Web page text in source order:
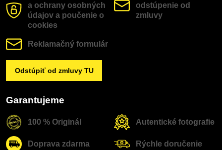
a ochrany osobných
údajov a poučenie o
cookies
odstúpenie od
zmluvy
Reklamačný formulár
Odstúpiť od zmluvy TU
Garantujeme
100 % Originál Autentické fotografie
Doprava zdarma Rýchle doručenie